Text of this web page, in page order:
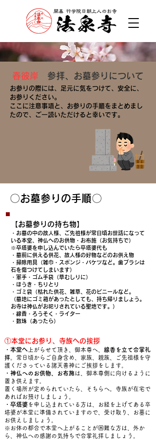
春彼岸 参拝、お墓参りについて
お参りの際には、足元に気をつけて、安全に、
お参りください。
​ここに注意事項と、お参りの手順をまとめまし
たので、ご一読いただけると幸いです。​
〇お墓参りの手順〇
【お墓参りの持ち物】
・お墓の中の故人様、ご先祖様が常日頃お世話になって
いる本堂、神仏へのお供物・お布施（お気持ちで）
※卒塔婆を申し込んでいたら卒塔婆代も
・墓前に供える供花、故人様の好物などのお供え物
・掃除用具（雑巾・スポンジ・バケツなど。歯ブラシは
石を傷つけてしまいます）
・軍手・ゴム手袋（草むしりに）
・ほうき・ちりとり
・ゴミ袋（枯れた供花、雑草、花のビニールなど。
（墓地にゴミ箱があったとしても、持ち帰りましょう。
お寺は神仏がお祀りされている聖地です。）
・線香・ろうそく・ライター
・数珠（あったら）
①本堂にお参り​、寺族への挨拶
・ 本堂へ 上がらせて頂き、御本尊へ、 線香を立て合掌礼
拝 。常日頃からご自身含め、家族、親族、ご先祖様を守
護くださっている諸天善神にご挨拶をします。
​​・ 神仏へのお供物、お布施 は、御本尊側に向けるように
置き供えます｡
置く場所が定められていたら、そちらへ。寺族が在宅で
あればお預けしましょう。
・ 卒塔婆 を申し込まれている方は、お経を上げてある卒
塔婆が本堂に準備されていますので、受け取り、お墓に
お供えしましょう。
​※お体の都合で本堂へ上がることが困難な方は、外か
ら、神仏への感謝の気持ちで合掌礼拝しましょう。